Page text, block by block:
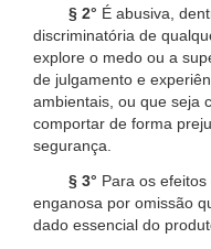
§ 2° É abusiva,
discriminatória de
explore o medo ou a
de julgamento e
ambientais, ou que seja
comportar de forma
segurança.
§ 3° Para os
enganosa por omissão
dado essencial do